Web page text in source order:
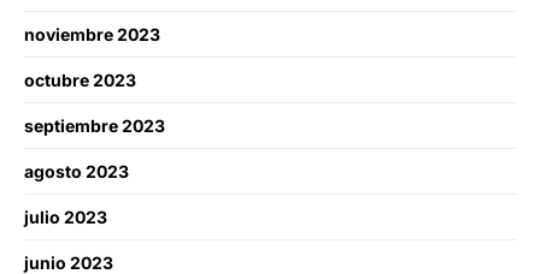
noviembre 2023
octubre 2023
septiembre 2023
agosto 2023
julio 2023
junio 2023